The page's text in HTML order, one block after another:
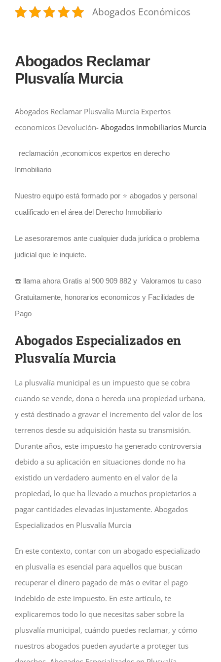
Abogados Económicos
Abogados Reclamar
Plusvalía Murcia
Abogados Reclamar Plusvalía Murcia Expertos
economicos Devolución- Abogados inmobiliarios Murcia
reclamación ,economicos expertos en derecho
Inmobiliario
Nuestro equipo está formado por ⭐️ abogados y personal
cualificado en el área del Derecho Inmobiliario
Le asesoraremos ante cualquier duda jurídica o problema
judicial que le inquiete.
☎️ llama ahora Gratis al 900 909 882 y Valoramos tu caso
Gratuitamente, honorarios economicos y Facilidades de
Pago
Abogados Especializados en
Plusvalía Murcia
La plusvalía municipal es un impuesto que se cobra
cuando se vende, dona o hereda una propiedad urbana,
y está destinado a gravar el incremento del valor de los
terrenos desde su adquisición hasta su transmisión.
Durante años, este impuesto ha generado controversia
debido a su aplicación en situaciones donde no ha
existido un verdadero aumento en el valor de la
propiedad, lo que ha llevado a muchos propietarios a
pagar cantidades elevadas injustamente. Abogados
Especializados en Plusvalía Murcia
En este contexto, contar con un abogado especializado
en plusvalía es esencial para aquellos que buscan
recuperar el dinero pagado de más o evitar el pago
indebido de este impuesto. En este artículo, te
explicaremos todo lo que necesitas saber sobre la
plusvalía municipal, cuándo puedes reclamar, y cómo
nuestros abogados pueden ayudarte a proteger tus